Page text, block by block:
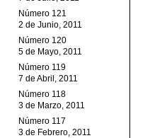
Número 121
2 de Junio, 2011
Número 120
5 de Mayo, 2011
Número 119
7 de Abril, 2011
Número 118
3 de Marzo, 2011
Número 117
3 de Febrero, 2011